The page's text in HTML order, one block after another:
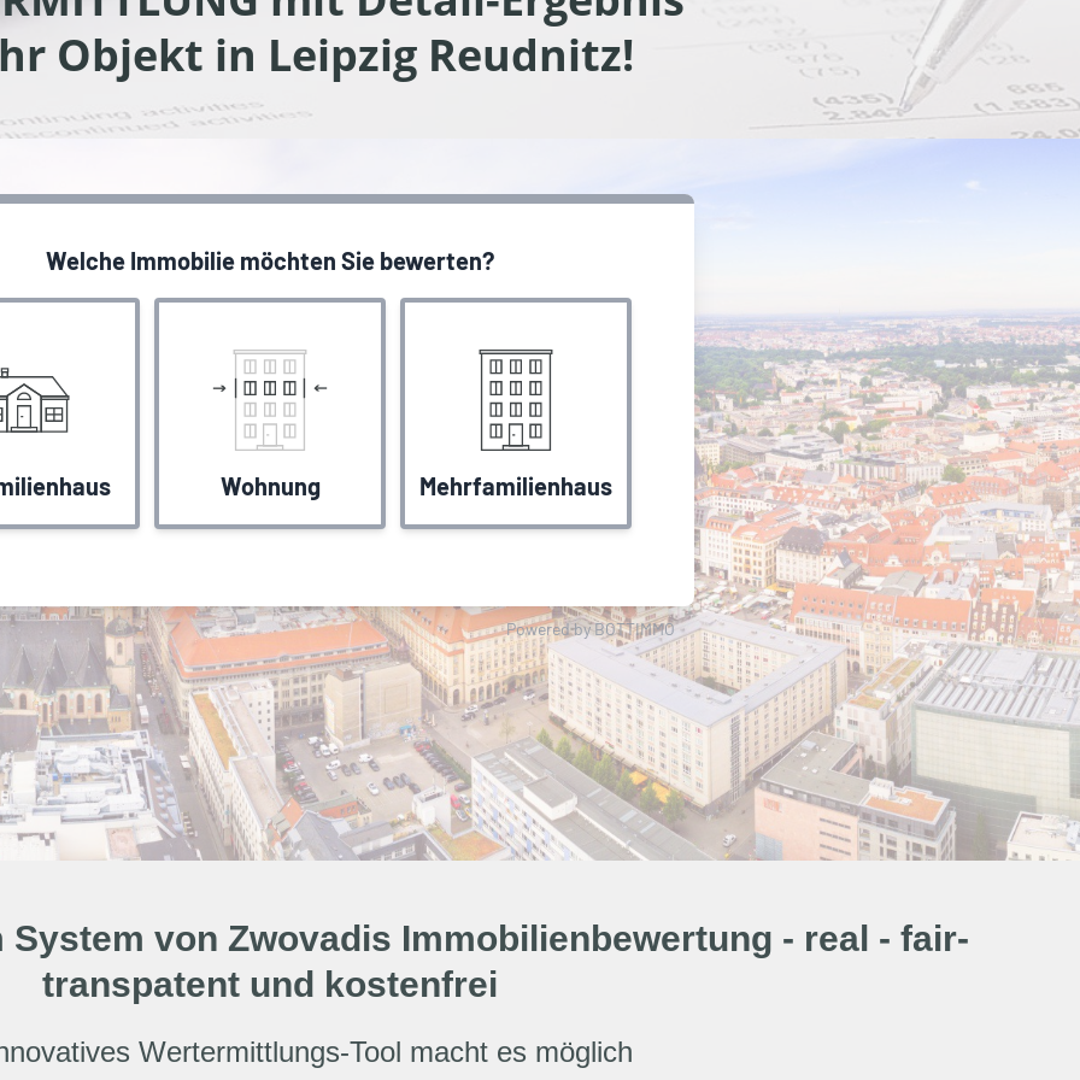
Objekt in Leipzig Reudnitz!
von Zwovadis Immobilienbewertung - real - fair-
transpatent und kostenfrei
Wertermittlungs-Tool macht es möglich